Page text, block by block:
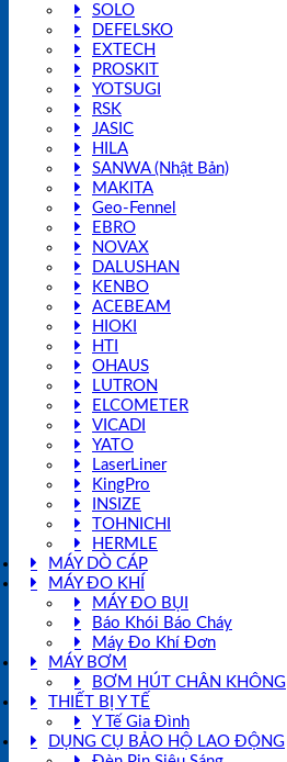
SOLO
DEFELSKO
EXTECH
PROSKIT
YOTSUGI
RSK
JASIC
HILA
SANWA (Nhật Bản)
MAKITA
Geo-Fennel
EBRO
NOVAX
DALUSHAN
KENBO
ACEBEAM
HIOKI
HTI
OHAUS
LUTRON
ELCOMETER
VICADI
YATO
LaserLiner
KingPro
INSIZE
TOHNICHI
HERMLE
MÁY DÒ CÁP
MÁY ĐO KHÍ
MÁY ĐO BỤI
Báo Khói Báo Cháy
Máy Đo Khí Đơn
MÁY BƠM
BƠM HÚT CHÂN KHÔNG
THIẾT BỊ Y TẾ
Y Tế Gia Đình
DỤNG CỤ BẢO HỘ LAO ĐỘNG